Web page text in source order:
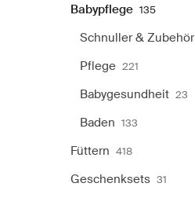
Babypflege 135
Schnuller & Zubehör
Pflege 221
Babygesundheit 23
Baden 133
Füttern 418
Geschenksets 31